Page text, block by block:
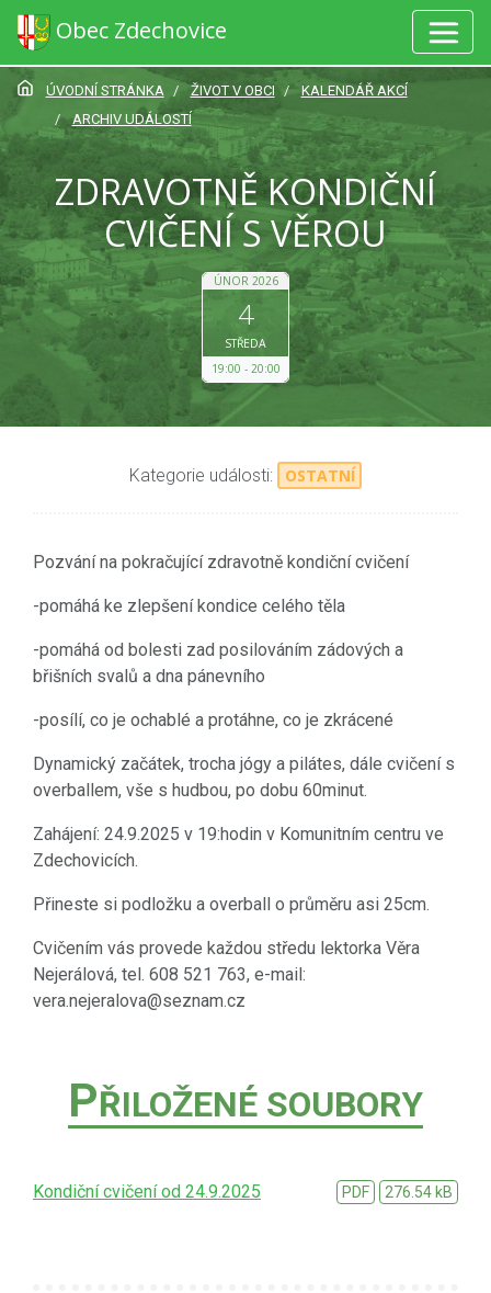
Obec Zdechovice
ÚVODNÍ STRÁNKA ŽIVOT V OBCI
KALENDÁŘ AKCÍ
ARCHIV UDÁLOSTÍ
ZDRAVOTNĚ KONDIČNÍ
CVIČENÍ S VĚROU
ÚNOR 2026
4
STŘEDA
19:00
20:00
Kategorie události: OSTATNÍ
Pozvání na pokračující zdravotně kondiční cvičení
-pomáhá ke zlepšení kondice celého těla
-pomáhá od bolesti zad posilováním zádových a
břišních svalů a dna pánevního
-posílí, co je ochablé a protáhne, co je zkrácené
Dynamický začátek, trocha jógy a pilátes, dále cvičení s
overballem, vše s hudbou, po dobu 60minut.
Zahájení: 24.9.2025 v 19:hodin v Komunitním centru ve
Zdechovicích.
Přineste si podložku a overball o průměru asi 25cm.
Cvičením vás provede každou středu lektorka Věra
Nejerálová, tel. 608 521 763, e-mail:
vera.nejeralova@seznam.cz
PŘILOŽENÉ SOUBORY
Kondiční cvičení od 24.9.2025 PDF 276.54 kB